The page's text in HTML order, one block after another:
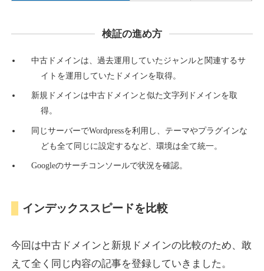
詳細を見る
countdown-x.com
ジャンル その他
39 外部リンク数479 ドメイン年齢
10,800円
詳細を見る
campus-web.jp
DA 38 外部リンク数 1151 ドメイン年齢
検証の進め方
中古ドメインは、過去運用していたジャンルと関連するサ
イトを運用していたドメインを取得。
新規ドメインは中古ドメインと似た文字列ドメインを取
得。
同じサーバーでWordpressを利用し、テーマやプラグインな
ども全て同じに設定するなど、環境は全て統一。
Googleのサーチコンソールで状況を確認。
インデックススピードを比較
今回は中古ドメインと新規ドメインの比較のため、敢
えて全く同じ内容の記事を登録していきました。